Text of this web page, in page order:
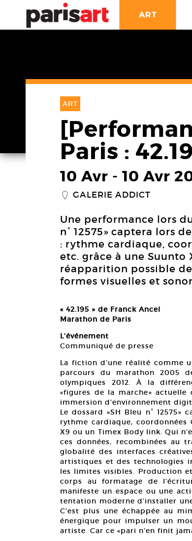
ART
ART
Paris :
10 Avr - 10 Avr
_ GALERIE ADDICT
Une performance lors
n° 12575» captera lors
: rythme cardiaque,
etc. grâce à une Suunto
réapparition possible
formes visuelles et
« 42.195 » de Franck Ancel
Marathon de Paris
L’événement
Communiqué de presse
La fiction d’une réalité comme
parcours du marathon 2005
olympiques 2012. À la
«figures de la marche» actuelle
immersion d’environnement
Le dossard «SH Bleu n°
rythme cardiaque, coordonnées
X9 ou un Timex Body link. Qui
ces données, recombinées au
globalité des interfaces
artistiques et des technologies
les limites visibles. Production
corps au formatage de
manifeste un espace ou une
tentation moderne d’installer
C’est plus une échappée au
énergique pour impulser un
artiste. Car ce «pari n’en finit